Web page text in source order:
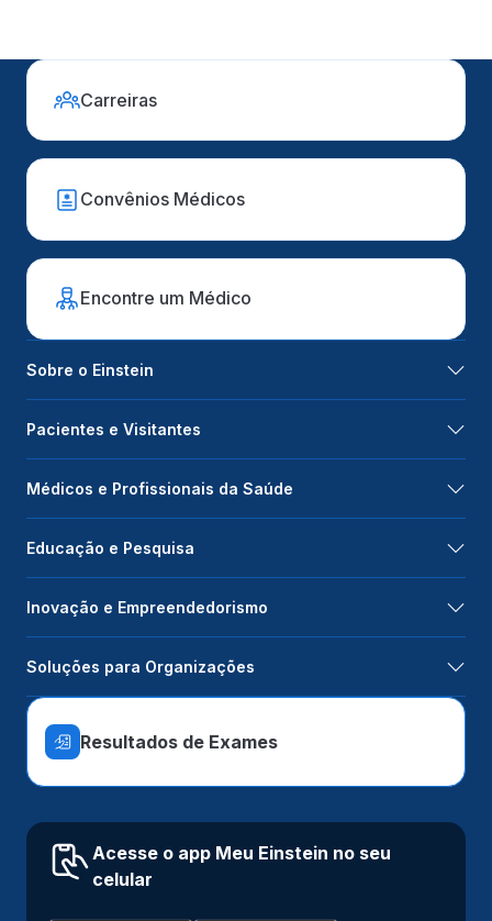
Carreiras
Convênios Médicos
Encontre um Médico
Sobre o Einstein
Pacientes e Visitantes
Médicos e Profissionais da Saúde
Educação e Pesquisa
Inovação e Empreendedorismo
Soluções para Organizações
Resultados de Exames
Acesse o app Meu Einstein no seu
celular